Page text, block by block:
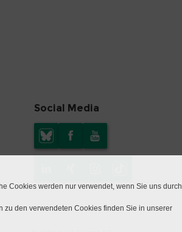
Social Media
Cookies werden nur verwendet, wenn Sie uns durch
zu den verwendeten Cookies finden Sie in unserer